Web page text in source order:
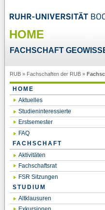
HOME
FACHSCHAFT
RUB » Fachschaften der RUB »
HOME
Aktuelles
Studieninteressierte
Erstsemester
FAQ
FACHSCHAFT
Aktivitäten
Fachschaftsrat
FSR Sitzungen
STUDIUM
Altklausuren